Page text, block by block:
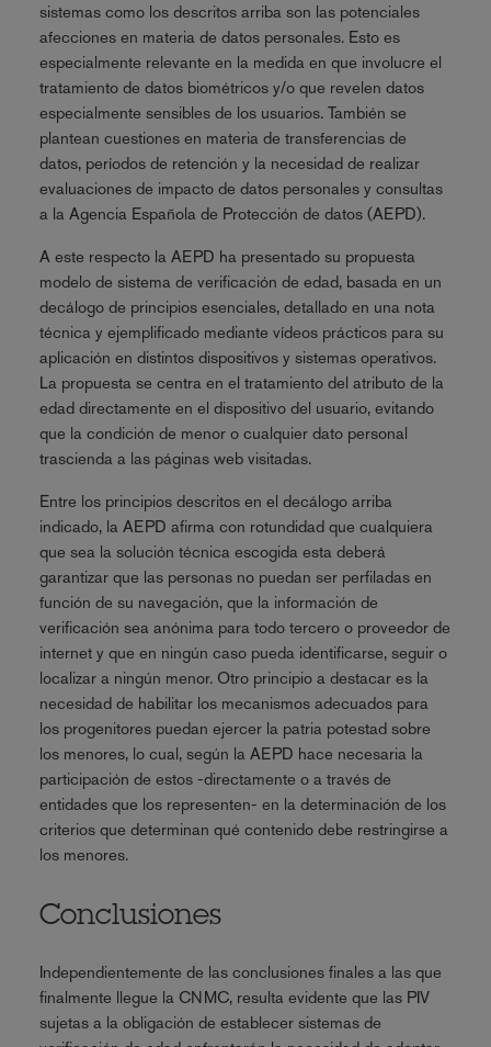
sistemas como los descritos arriba son las potenciales
afecciones en materia de datos personales. Esto es
especialmente relevante en la medida en que involucre el
tratamiento de datos biométricos y/o que revelen datos
especialmente sensibles de los usuarios. También se
plantean cuestiones en materia de transferencias de
datos, períodos de retención y la necesidad de realizar
evaluaciones de impacto de datos personales y consultas
a la Agencia Española de Protección de datos (AEPD).
A este respecto la AEPD ha presentado su propuesta
modelo de sistema de verificación de edad, basada en un
decálogo de principios esenciales, detallado en una nota
técnica y ejemplificado mediante vídeos prácticos para su
aplicación en distintos dispositivos y sistemas operativos.
La propuesta se centra en el tratamiento del atributo de la
edad directamente en el dispositivo del usuario, evitando
que la condición de menor o cualquier dato personal
trascienda a las páginas web visitadas.
Entre los principios descritos en el decálogo arriba
indicado, la AEPD afirma con rotundidad que cualquiera
que sea la solución técnica escogida esta deberá
garantizar que las personas no puedan ser perfiladas en
función de su navegación, que la información de
verificación sea anónima para todo tercero o proveedor de
internet y que en ningún caso pueda identificarse, seguir o
localizar a ningún menor. Otro principio a destacar es la
necesidad de habilitar los mecanismos adecuados para
los progenitores puedan ejercer la patria potestad sobre
los menores, lo cual, según la AEPD hace necesaria la
participación de estos -directamente o a través de
entidades que los representen- en la determinación de los
criterios que determinan qué contenido debe restringirse a
los menores.
Conclusiones
Independientemente de las conclusiones finales a las que
finalmente llegue la CNMC, resulta evidente que las PIV
sujetas a la obligación de establecer sistemas de